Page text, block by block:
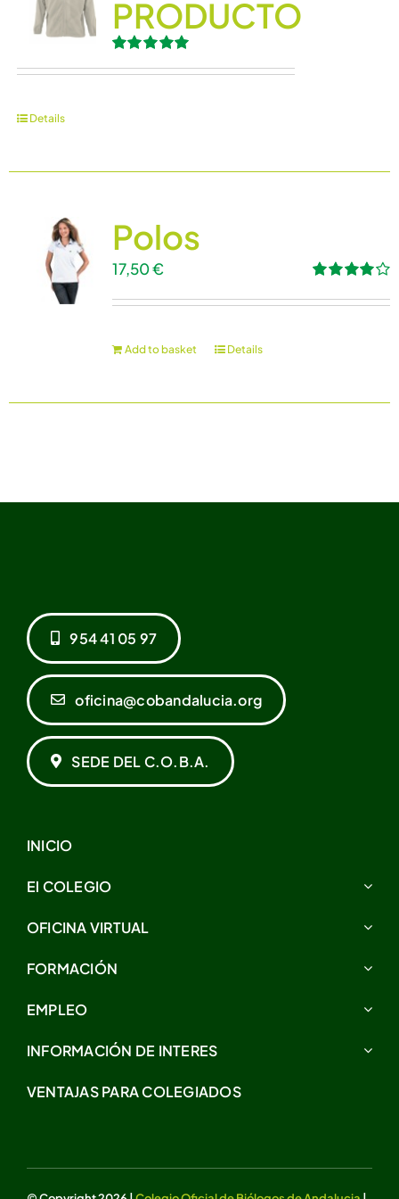
PRODUCTO
Rated5.00
Details
Polos
4.00out of
17,50€
Add to basket Details
954 41 05 97
oficina@cobandalucia.org
SEDE DEL C.O.B.A.
INICIO
El COLEGIO
OFICINA VIRTUAL
FORMACIÓN
EMPLEO
INFORMACIÓN DE INTERES
VENTAJAS PARA COLEGIADOS